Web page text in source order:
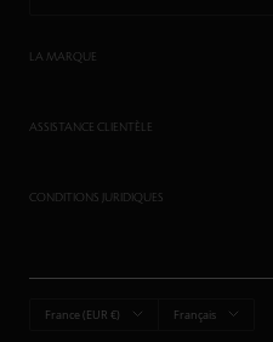
LA MARQUE
ASSISTANCE CLIENTÈLE
CONDITIONS JURIDIQUES
Pays/région France (EUR €) Langue
Français